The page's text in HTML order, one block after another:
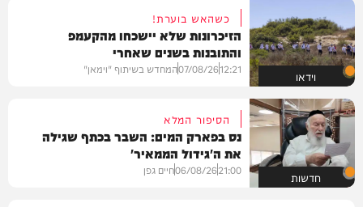
וידאו
כשהאש בוערת!
הזיכרונות שלא יישכחו מהקעמפ
והתובנות בשנים שאחרי
12:21
07/08/26המחדש בשיתוף "וימאן"
חדשות
הסיפור המלא
נס בפארק המים: השבר בכתף שגילה
את ה'גידול הממאיר'
21:00
06/08/26חיים גפן